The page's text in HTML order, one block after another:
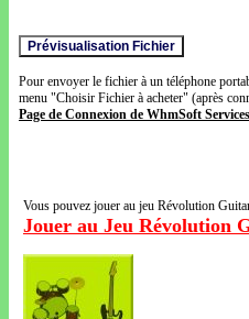
Pour envoyer le fichier à un téléphone
menu "Choisir Fichier à acheter" (après
Page de Connexion de WhmSoft Services
Vous pouvez jouer au jeu Révolution
Jouer au Jeu Révolution